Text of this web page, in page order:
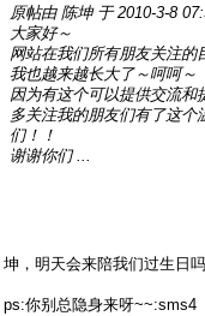
原帖由 陈坤于 2010-3-8
大家好～
网站在我们所有朋友关注的
我也越来越长大了～呵呵～
因为有这个可以提供交流和
多关注我的朋友们有了这个
们！！
谢谢你们 ...
坤，明天会来陪我们过生日
ps:你别总隐身来呀~~:sms4